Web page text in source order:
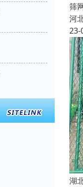
筛
河
23-
湖